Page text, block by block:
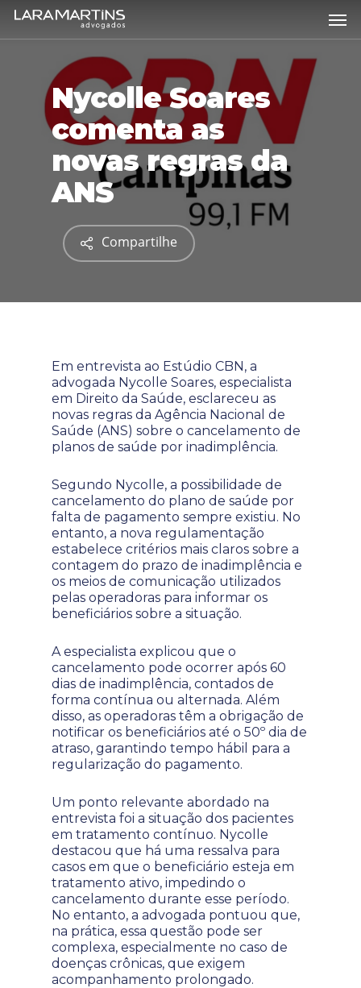
Skip
main
Nycolle Soares
comenta as
novas regras da
ANS
Compartilhe
Em entrevista ao Estúdio CBN, a
advogada Nycolle Soares, especialista
em Direito da Saúde, esclareceu as
novas regras da Agência Nacional de
Saúde (ANS) sobre o cancelamento de
planos de saúde por inadimplência.
Segundo Nycolle, a possibilidade de
cancelamento do plano de saúde por
falta de pagamento sempre existiu. No
entanto, a nova regulamentação
estabelece critérios mais claros sobre a
contagem do prazo de inadimplência e
os meios de comunicação utilizados
pelas operadoras para informar os
beneficiários sobre a situação.
A especialista explicou que o
cancelamento pode ocorrer após 60
dias de inadimplência, contados de
forma contínua ou alternada. Além
disso, as operadoras têm a obrigação de
notificar os beneficiários até o 50º dia de
atraso, garantindo tempo hábil para a
regularização do pagamento.
Um ponto relevante abordado na
entrevista foi a situação dos pacientes
em tratamento contínuo. Nycolle
destacou que há uma ressalva para
casos em que o beneficiário esteja em
tratamento ativo, impedindo o
cancelamento durante esse período.
No entanto, a advogada pontuou que,
na prática, essa questão pode ser
complexa, especialmente no caso de
doenças crônicas, que exigem
acompanhamento prolongado.